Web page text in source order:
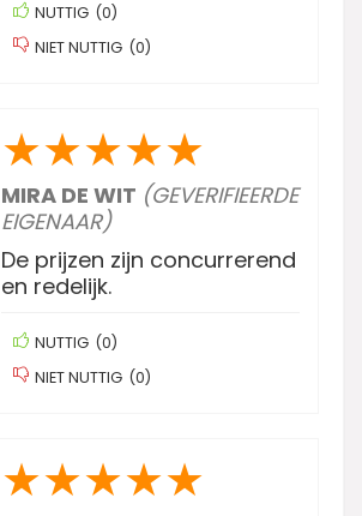
NUTTIG (0)
NIET NUTTIG (0)
★★★★★
MIRA DE WIT (GEVERIFIEERDE
EIGENAAR)
De prijzen zijn concurrerend
en redelijk.
NUTTIG (0)
NIET NUTTIG (0)
★★★★★